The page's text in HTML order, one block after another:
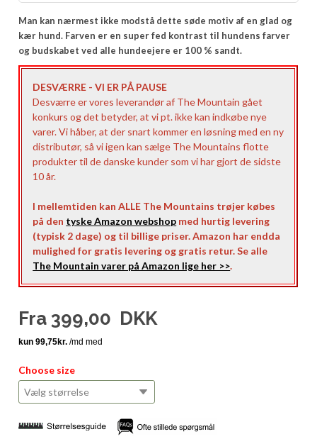
Man kan nærmest ikke modstå dette søde motiv af en glad og
kær hund. Farven er en super fed kontrast til hundens farver
og budskabet ved alle hundeejere er 100 % sandt.
DESVÆRRE - VI ER PÅ PAUSE
Desværre er vores leverandør af The Mountain gået
konkurs og det betyder, at vi pt. ikke kan indkøbe nye
varer. Vi håber, at der snart kommer en løsning med en ny
distributør, så vi igen kan sælge The Mountains flotte
produkter til de danske kunder som vi har gjort de sidste
10 år.
I mellemtiden kan ALLE The Mountains trøjer købes
på den tyske Amazon webshop med hurtig levering
(typisk 2 dage) og til billige priser. Amazon har endda
mulighed for gratis levering og gratis retur. Se alle
The Mountain varer på Amazon lige her >>.
Fra 399,00 DKK
Choose size